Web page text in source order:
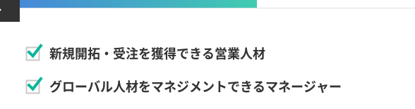
新規開拓・受注を獲得できる営業人材
グローバル人材をマネジメントできるマネージャー